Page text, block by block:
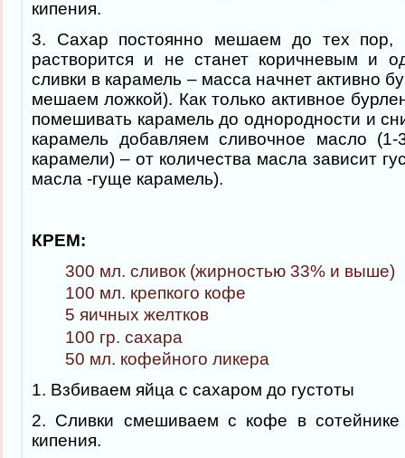
кипения.
3. Сахар постоянно мешаем до тех пор,
растворится и не станет коричневым и
сливки в карамель – масса начнет активно
мешаем ложкой). Как только активное
помешивать карамель до однородности и
карамель добавляем сливочное масло
карамели) – от количества масла зависит
масла -гуще карамель).
КРЕМ:
300 мл. сливок (жирностью 33% и выше)
100 мл. крепкого кофе
5 яичных желтков
100 гр. сахара
50 мл. кофейного ликера
1. Взбиваем яйца с сахаром до густоты
2. Сливки смешиваем с кофе в
кипения.